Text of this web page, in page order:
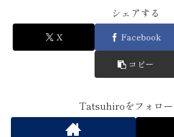
シェアする
X Facebook
コピー
Tatsuhiroをフォロー